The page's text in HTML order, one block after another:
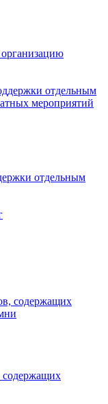
отдельным
содержащих